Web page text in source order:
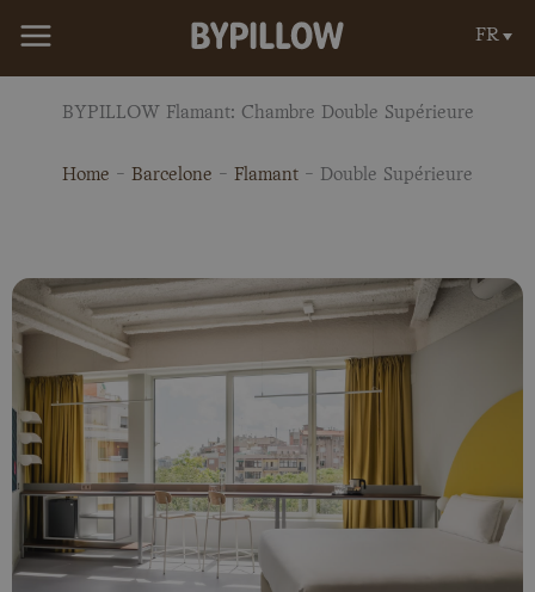
FR
BYPILLOW Flamant: Chambre Double Supérieure
Home - Barcelone - Flamant - Double Supérieure